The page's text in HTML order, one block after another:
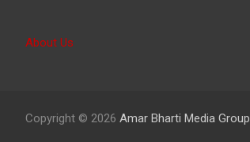
About Us
Copyright © 2026 Amar Bharti Media Group